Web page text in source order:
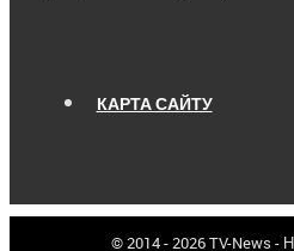
КАРТА САЙТУ
© 2014 - 2026 TV-News -